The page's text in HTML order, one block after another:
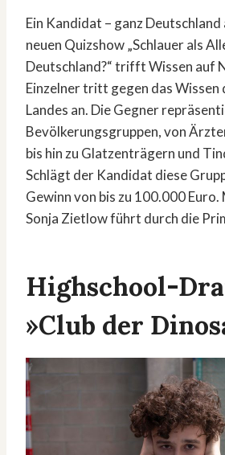
Ein Kandidat – ganz Deutschland
neuen Quizshow „Schlauer als
Deutschland?“ trifft Wissen auf
Einzelner tritt gegen das Wissen
Landes an. Die Gegner
Bevölkerungsgruppen, von
bis hin zu Glatzenträgern und
Schlägt der Kandidat diese
Gewinn von bis zu 100.000
Sonja Zietlow führt durch die
Highschool-
»Club der